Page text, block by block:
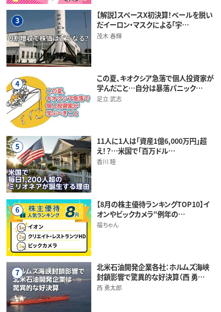
3
【解説】スペースX初決算！ベールを脱い
だイーロン・マスクによる「宇…
茂木 春輝
4
この夏、キオクシア急落で個人投資家が
学んだこと…自分は暴落パニック…
足立 武志
5
11人に1人は「資産1億6,000万円」超
え！？…米国で「百万ドル…
香川 睦
6
【8月の株主優待ランキングTOP10】イ
オンやビックカメラ“例年の…
福ちゃん
7
北米石油開発企業各社：ホルムズ海峡
封鎖影響で驚異的な好決算（西 勇…
西 勇太郎